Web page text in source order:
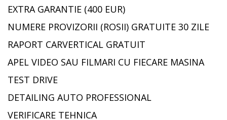
EXTRA GARANTIE (400 EUR)
NUMERE PROVIZORII (ROSII) GRATUITE 30 ZILE
RAPORT CARVERTICAL GRATUIT
APEL VIDEO SAU FILMARI CU FIECARE MASINA
TEST DRIVE
DETAILING AUTO PROFESSIONAL
VERIFICARE TEHNICA